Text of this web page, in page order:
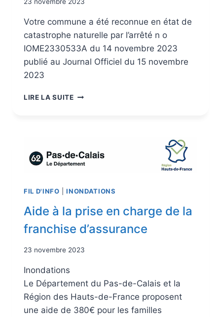
23 novembre 2023
Votre commune a été reconnue en état de
catastrophe naturelle par l’arrêté n o
IOME2330533A du 14 novembre 2023
publié au Journal Officiel du 15 novembre
2023
LIRE LA SUITE
FIL D'INFO |INONDATIONS
Aide à la prise en charge de la
franchise d’assurance
23 novembre 2023
Inondations
Le Département du Pas-de-Calais et la
Région des Hauts-de-France proposent
une aide de 380€ pour les familles